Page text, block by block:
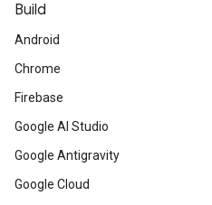
Build
Android
Chrome
Firebase
Google AI Studio
Google Antigravity
Google Cloud